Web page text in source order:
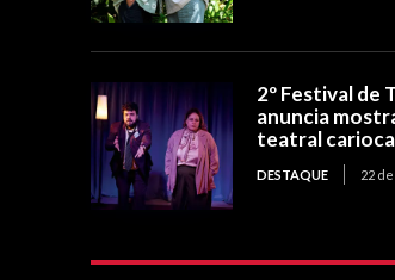
2º Festival de
anuncia
teatral carioca
DESTAQUE 22